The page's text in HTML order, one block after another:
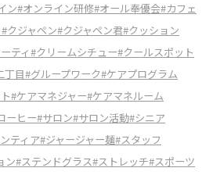
ン#オンライン研修#オール奉優会#カフェ
#クジャペン#クジャペン君#クッション
ティ#クリームシチュー#クールスポット
丁目#グループワーク#ケアプログラム
#ケアマネジャー#ケアマネルーム
ーヒー#サロン#サロン活動#シニア
ティア#ジャージャー麺#スタッフ
ン#ステンドグラス#ストレッチ#スポーツ